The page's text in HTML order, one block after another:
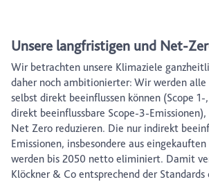
Unsere langfristigen und Net-
Wir betrachten unsere Klimaziele
daher noch ambitionierter: Wir werden alle
selbst direkt beeinflussen können (Scope 1-
direkt beeinflussbare Scope-3-
Net Zero reduzieren. Die nur indirekt
Emissionen, insbesondere aus
werden bis 2050 netto eliminiert. Damit
Klöckner & Co entsprechend der Standards